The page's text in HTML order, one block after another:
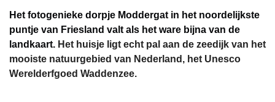
Het fotogenieke dorpje Moddergat in het noordelijkste
puntje van Friesland valt als het ware bijna van de
landkaart. Het huisje ligt echt pal aan de zeedijk van het
mooiste natuurgebied van Nederland, het Unesco
Werelderfgoed Waddenzee.